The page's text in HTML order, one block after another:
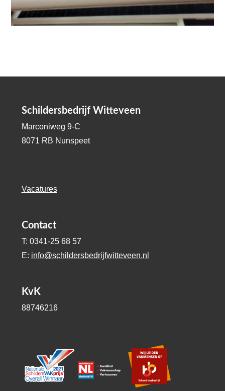
Schildersbedrijf Witteveen
Marconiweg 9-C
8071 RB Nunspeet
Vacatures
Contact
T: 0341-25 68 57
E: info@schildersbedrijfwitteveen.nl
KvK
88746216